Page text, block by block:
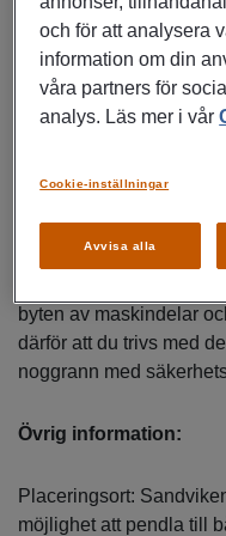
maskiner och verktyg,
anläggningsindustrin
kommer att arbeta på
arbetsuppgifter, såsom
och omväxlande
Beroende på roll kan
byten av maskindelar
därför att du trivs med
noggrann med
Övrig information:
Placeringsort:
möjlighet att pendla till
och för att analysera
information om din
våra partners för
analys. Läs mer i vår
Avvisa alla
Cookie-inställningar